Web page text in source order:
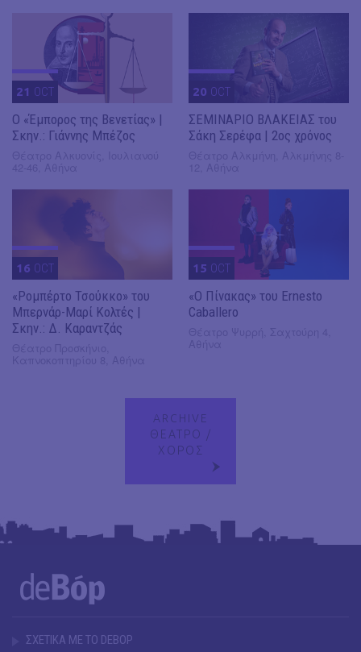
21 OCT
Ο «Έμπορος της Βενετίας» |
Σκην.: Γιάννης Μπέζος
20 OCT
ΣΕΜΙΝΑΡΙΟ ΒΛΑΚΕΙΑΣ του
Σάκη Σερέφα | 2ος χρόνος
16 OCT
«Ρομπέρτο Τσούκκο» του
Μπερνάρ-Μαρί Κολτές |
Σκην.: Δ. Καραντζάς
15 OCT
«Ο Πίνακας» του Ernesto
Caballero
ARCHIVE
ΘΕΑΤΡΟ /
ΧΟΡΟΣ
ΣΧΕΤΙΚΑ ΜΕ ΤΟ DEBOP